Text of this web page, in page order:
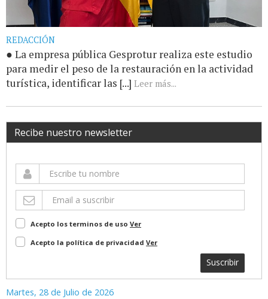
REDACCIÓN
● La empresa pública Gesprotur realiza este estudio
para medir el peso de la restauración en la actividad
turística, identificar las [...] Leer más...
Recibe nuestro newsletter
Acepto los terminos de uso Ver
Acepto la política de privacidad Ver
Suscribir
Martes, 28 de Julio de 2026